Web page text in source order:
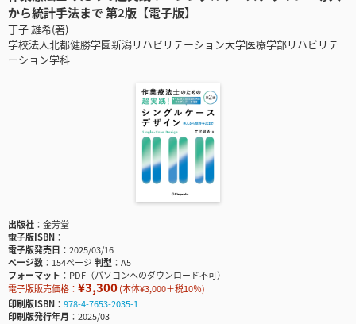
から統計手法まで 第2版【電子版】
丁子 雄希(著)
学校法人北都健勝学園新潟リハビリテーション大学医療学部リハビリテ
ーション学科
出版社
金芳堂
電子版ISBN
電子版発売日
2025/03/16
ページ数
154ページ判型
A5
フォーマット
PDF（パソコンへのダウンロード不可）
電子版販売価格： ¥3,300(本体¥3,000＋税10％)
印刷版ISBN
978-4-7653-2035-1
印刷版発行年月
2025/03